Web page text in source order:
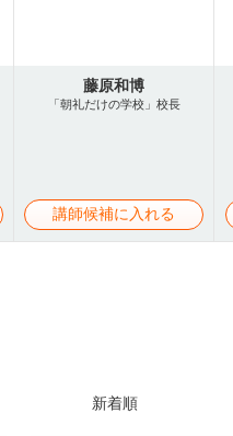
藤原和博
「朝礼だけの学校」校長
講師候補に入れる
新着順